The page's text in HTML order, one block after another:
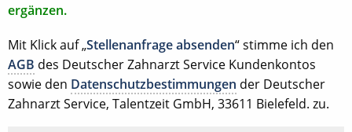
ergänzen.
Mit Klick auf „Stellenanfrage absenden“ stimme ich den
AGB des Deutscher Zahnarzt Service Kundenkontos
sowie den Datenschutzbestimmungen der Deutscher
Zahnarzt Service, Talentzeit GmbH, 33611 Bielefeld. zu.